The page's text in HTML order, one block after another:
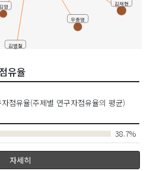
김병철
김영
김재현
우종명
유율
자점유율(주제별 연구자점유율의 평균)
38.7%
자세히